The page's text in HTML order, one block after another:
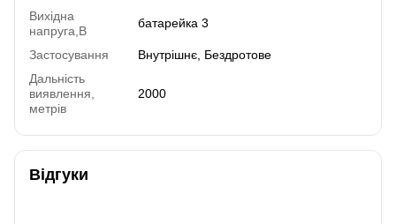
Вихідна
напруга,В
батарейка 3
Застосування
Внутрішнє, Бездротове
Дальність
виявлення,
метрів
2000
Відгуки